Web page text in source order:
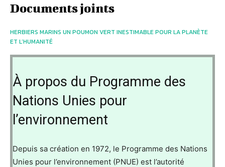
Documents joints
HERBIERS MARINS UN POUMON VERT INESTIMABLE POUR LA PLANÈTE
ET L’HUMANITÉ
À propos du Programme des
Nations Unies pour
l’environnement
Depuis sa création en 1972, le Programme des Nations
Unies pour l’environnement (PNUE) est l’autorité